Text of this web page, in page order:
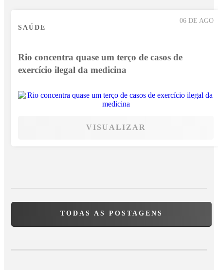
06 DE AGO
SAÚDE
Rio concentra quase um terço de casos de
exercício ilegal da medicina
VISUALIZAR
TODAS AS POSTAGENS